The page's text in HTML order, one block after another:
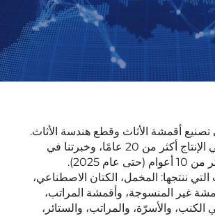
أقمشة الأثاث وقطع هندسة الأثاث.
ولقد بلغت خبرتنا في الإنتاج أكثر من 20 عامًا، وخبرتنا في
عام 2025).
ننتجها: المخمل، الكتان الاصطناعي،
غير المنسوجة، وأقمشة المراتب،
والأسرّة، والمراتب، والستائر،